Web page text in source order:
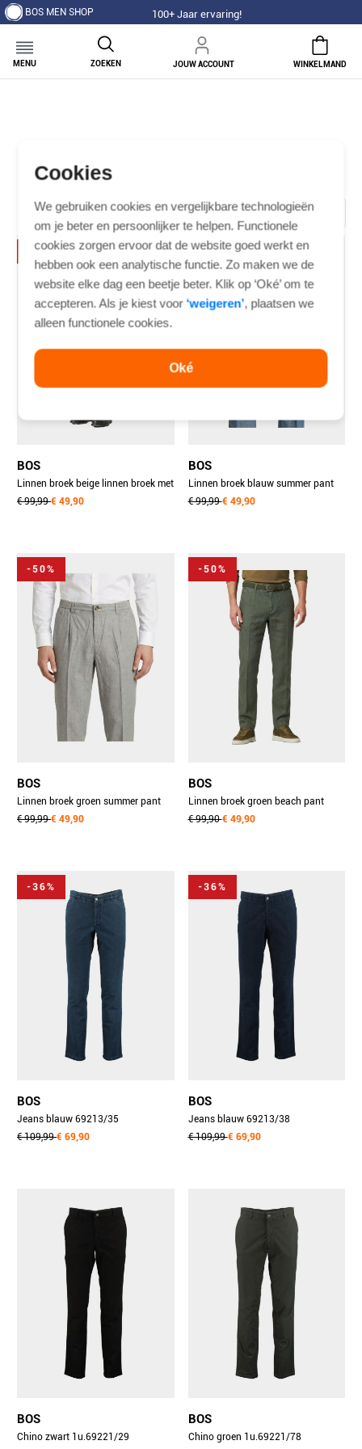
Cookies
We gebruiken cookies en vergelijkbare technologieën
om je beter en persoonlijker te helpen. Functionele
cookies zorgen ervoor dat de website goed werkt en
hebben ook een analytische functie. Zo maken we de
website elke dag een beetje beter. Klik op ‘Oké’ om te
accepteren. Als je kiest voor ‘weigeren’, plaatsen we
alleen functionele cookies.
Oké
BOS MEN SHOP 100+ Jaar ervaring!
MENU ZOEKEN JOUW ACCOUNT WINKELMAND
Filter
-50%
BOS
Linnen broek beige linnen broek met
streep 5509.426/23a
€ 99,99€ 49,90
-50%
BOS
Linnen broek blauw summer pant
5510.426/24d
€ 99,99€ 49,90
-50%
BOS
Linnen broek groen summer pant
5510.426/24c
€ 99,99€ 49,90
-50%
BOS
Linnen broek groen beach pant
5507.426/331
€ 99,90€ 49,90
-36%
BOS
Jeans blauw 69213/35
€ 109,99€ 69,90
-36%
BOS
Jeans blauw 69213/38
€ 109,99€ 69,90
BOS
Chino zwart 1u.69221/29
BOS
Chino groen 1u.69221/78